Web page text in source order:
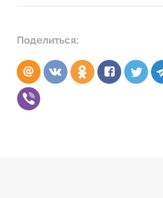
Поделиться: